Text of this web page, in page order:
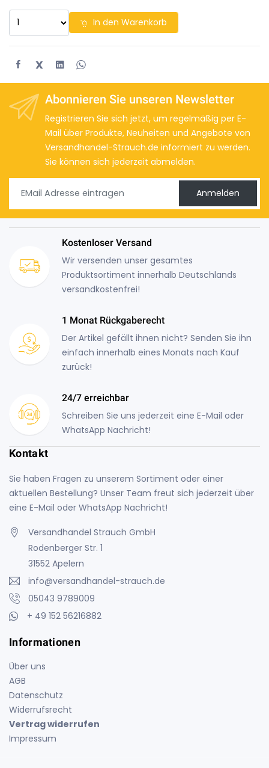
In den Warenkorb
X
Abonnieren Sie unseren Newsletter
Registrieren Sie sich jetzt, um regelmäßig per E-
Mail über Produkte, Neuheiten und Angebote von
Versandhandel-Strauch.de informiert zu werden.
Sie können sich jederzeit abmelden.
Anmelden
Kostenloser Versand
Wir versenden unser gesamtes
Produktsortiment innerhalb Deutschlands
versandkostenfrei!
1 Monat Rückgaberecht
Der Artikel gefällt ihnen nicht? Senden Sie ihn
einfach innerhalb eines Monats nach Kauf
zurück!
24/7 erreichbar
Schreiben Sie uns jederzeit eine E-Mail oder
WhatsApp Nachricht!
Kontakt
Sie haben Fragen zu unserem Sortiment oder einer
aktuellen Bestellung? Unser Team freut sich jederzeit über
eine E-Mail oder WhatsApp Nachricht!
Versandhandel Strauch GmbH
Rodenberger Str. 1
31552 Apelern
info@versandhandel-strauch.de
05043 9789009
+ 49 152 56216882
Informationen
Über uns
AGB
Datenschutz
Widerrufsrecht
Vertrag widerrufen
Impressum